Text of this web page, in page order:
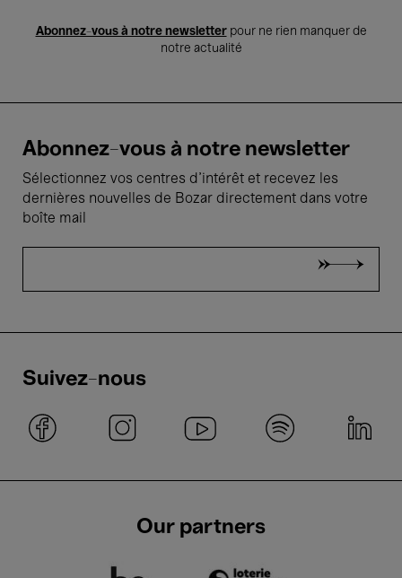
Abonnez-vous à notre newsletterpour ne rien manquer de
notre actualité
Abonnez-vous à notre newsletter
Sélectionnez vos centres d'intérêt et recevez les
dernières nouvelles de Bozar directement dans votre
boîte mail
Suivez-nous
Our partners